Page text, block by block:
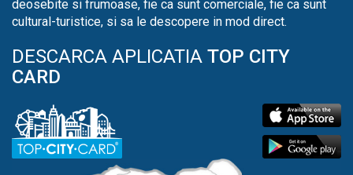
deosebite si frumoase, fie ca sunt comerciale, fie ca sunt
cultural-turistice, si sa le descopere in mod direct.
DESCARCA APLICATIA TOP CITY
CARD